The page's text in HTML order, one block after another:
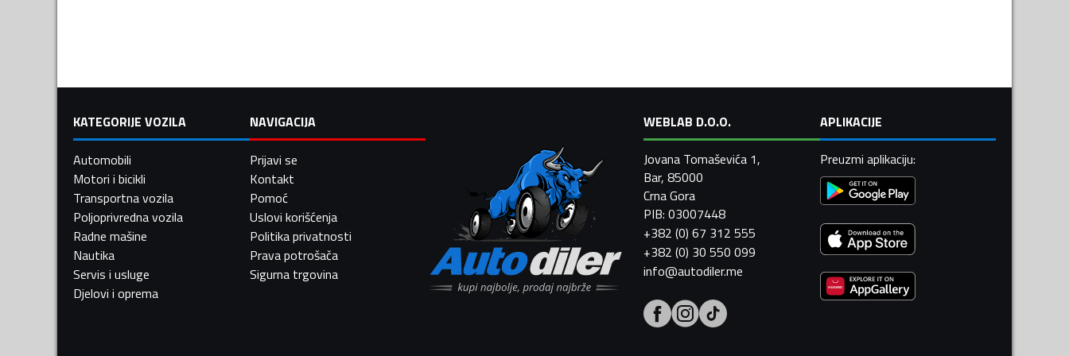
KATEGORIJE VOZILA
Automobili
Motori i bicikli
Transportna vozila
Poljoprivredna vozila
Radne mašine
Nautika
Servis i usluge
Djelovi i oprema
NAVIGACIJA
Prijavi se
Kontakt
Pomoć
Uslovi korišćenja
Politika privatnosti
Prava potrošača
Sigurna trgovina
WEBLAB D.O.O.
Jovana Tomaševića 1,
Bar, 85000
Crna Gora
PIB: 03007448
+382 (0) 67 312 555
+382 (0) 30 550 099
info@autodiler.me
APLIKACIJE
Preuzmi aplikaciju: